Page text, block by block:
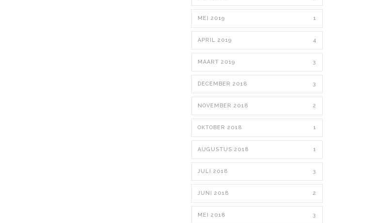
MEI 2019 1
APRIL 2019 4
MAART 2019 3
DECEMBER 2018 3
NOVEMBER 2018 2
OKTOBER 2018 1
AUGUSTUS 2018 1
JULI 2018 3
JUNI 2018 2
MEI 2018 3